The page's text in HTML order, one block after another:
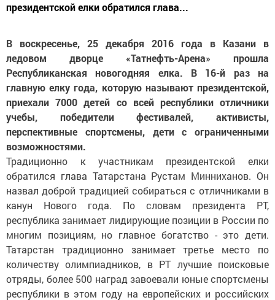
президентской елки обратился глава...
В воскресенье, 25 декабря 2016 года в Казани в
ледовом дворце «Татнефть-Арена» прошла
Республиканская новогодняя елка. В 16-й раз на
главную елку года, которую называют президентской,
приехали 7000 детей со всей республики отличники
учебы, победители фестивалей, активисты,
перспективные спортсмены, дети с ограниченными
возможностями.
Традиционно к участникам президентской елки
обратился глава Татарстана Рустам Минниханов. Он
назвал доброй традицией собираться с отличниками в
канун Нового года. По словам президента РТ,
республика занимает лидирующие позиции в России по
многим позициям, но главное богатство - это дети.
Татарстан традиционно занимает третье место по
количеству олимпиадников, в РТ лучшие поисковые
отряды, более 500 наград завоевали юные спортсмены
республики в этом году на европейских и российских